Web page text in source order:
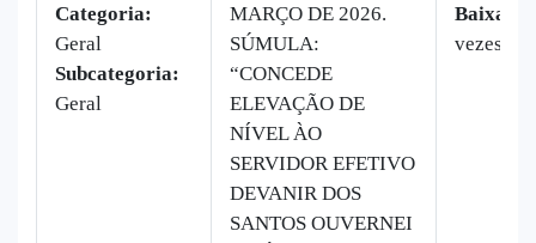
Categoria:
Geral
Subcategoria:
Geral
MARÇO DE 2026.
SÚMULA:
“CONCEDE
ELEVAÇÃO DE
NÍVEL ÀO
SERVIDOR EFETIVO
DEVANIR DOS
SANTOS OUVERNEI
Baixado:
vezes